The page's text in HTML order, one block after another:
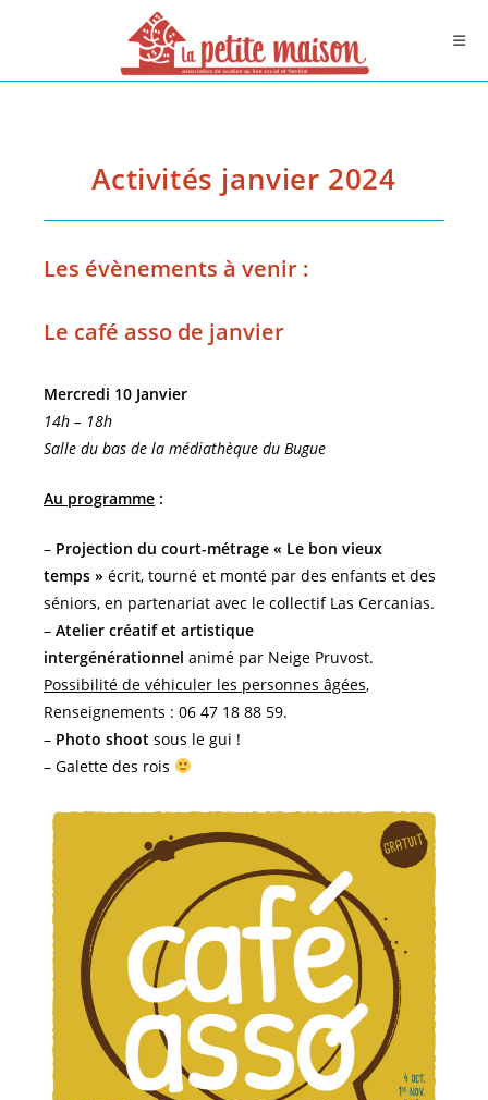
Activités janvier 2024
Les évènements à venir :
Le café asso de janvier
Mercredi 10 Janvier
14h – 18h
Salle du bas de la médiathèque du Bugue
Au programme :
– Projection du court-métrage « Le bon vieux
temps » écrit, tourné et monté par des enfants et des
séniors, en partenariat avec le collectif Las Cercanias.
– Atelier créatif et artistique
intergénérationnel animé par Neige Pruvost.
Possibilité de véhiculer les personnes âgées,
Renseignements : 06 47 18 88 59.
– Photo shoot sous le gui !
– Galette des rois